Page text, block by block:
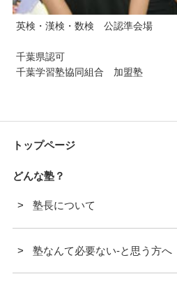
英検・漢検・数検 公認準会場
千葉県認可
千葉学習塾協同組合 加盟塾
トップページ
どんな塾？
塾長について
塾なんて必要ない-と思う方へ